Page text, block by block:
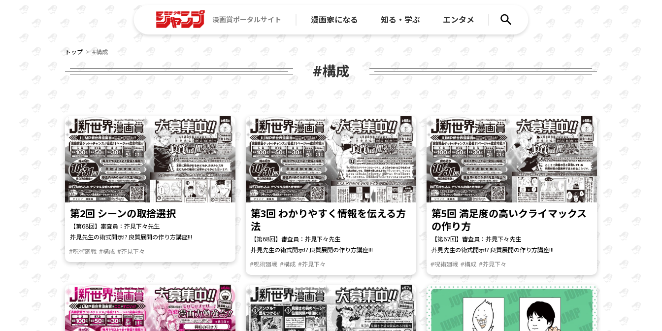
漫画賞ポータルサイト 漫画家になる 知る・学ぶ エンタメ
トップ #構成
#構成
第2回 シーンの取捨選択
【第68回】審査員：芥見下々先生
芥見先生の術式開示!? 良質展開の作り方講座!!!
#呪術廻戦 #構成 #芥見下々
第3回 わかりやすく情報を伝える方
法
【第68回】審査員：芥見下々先生
芥見先生の術式開示!? 良質展開の作り方講座!!!
#呪術廻戦 #構成 #芥見下々
第5回 満足度の高いクライマックス
の作り方
【第67回】審査員：芥見下々先生
芥見先生の術式開示!? 良質展開の作り方講座!!!
#呪術廻戦 #構成 #芥見下々